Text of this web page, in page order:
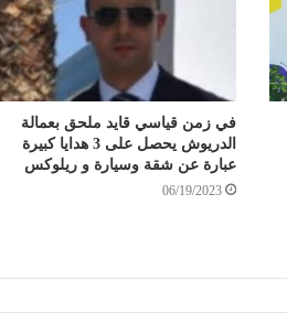
في زمن قياسي قايد ملحق بعمالة
الدريوش يحصل على 3 هدايا كبيرة
عبارة عن شقة وسيارة و ريلوكس
06/19/2023